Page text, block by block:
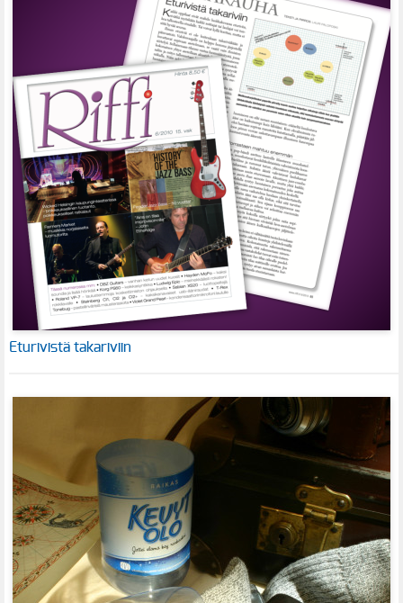
Eturivistä takariviin